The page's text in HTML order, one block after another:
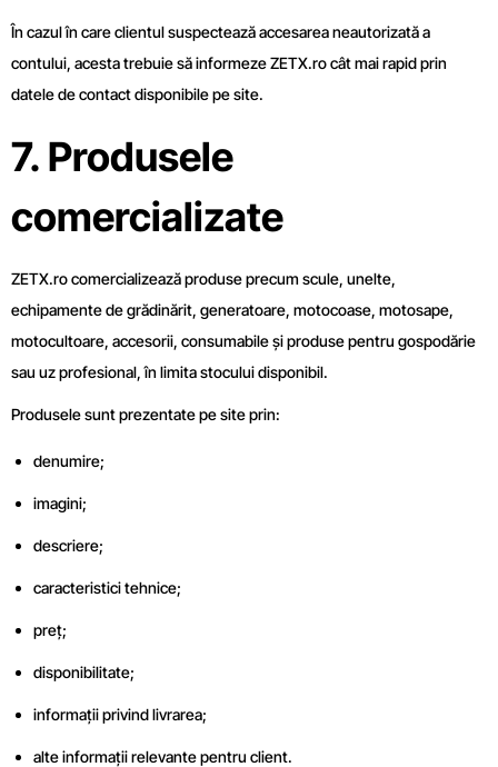
În cazul în care clientul suspectează accesarea neautorizată a
contului, acesta trebuie să informeze ZETX.ro cât mai rapid prin
datele de contact disponibile pe site.
7. Produsele
comercializate
ZETX.ro comercializează produse precum scule, unelte,
echipamente de grădinărit, generatoare, motocoase, motosape,
motocultoare, accesorii, consumabile și produse pentru gospodărie
sau uz profesional, în limita stocului disponibil.
Produsele sunt prezentate pe site prin:
denumire;
imagini;
descriere;
caracteristici tehnice;
preț;
disponibilitate;
informații privind livrarea;
alte informații relevante pentru client.